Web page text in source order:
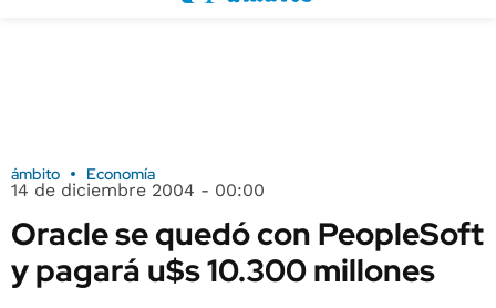
ámbito Economía
14 de diciembre 2004 - 00:00
Oracle se quedó con PeopleSoft
y pagará u$s 10.300 millones